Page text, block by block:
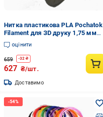
Нитка пластикова PLA Pochatok
Filament для ЗD друку 1,75 мм
0,75 кг шовкова Блакитний
(13051)
оцінити
659 -32 ₴
627 ₴/шт.
Доставимо